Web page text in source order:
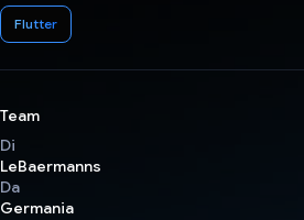
Flutter
Team
Di
LeBaermanns
Da
Germania